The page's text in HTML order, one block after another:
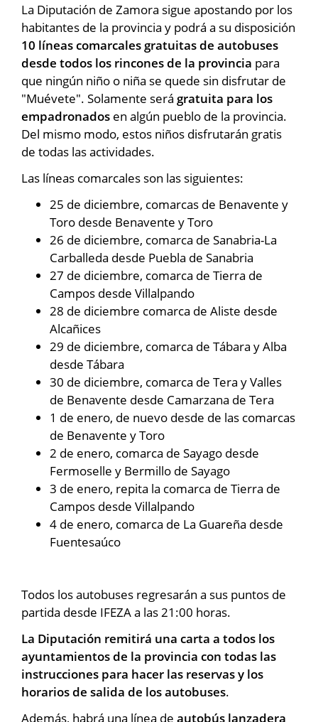
La Diputación de Zamora sigue apostando por los
habitantes de la provincia y podrá a su disposición
10 líneas comarcales gratuitas de autobuses
desde todos los rincones de la provincia para
que ningún niño o niña se quede sin disfrutar de
"Muévete". Solamente será gratuita para los
empadronados en algún pueblo de la provincia.
Del mismo modo, estos niños disfrutarán gratis
de todas las actividades.
Las líneas comarcales son las siguientes:
25 de diciembre, comarcas de Benavente y
Toro desde Benavente y Toro
26 de diciembre, comarca de Sanabria-La
Carballeda desde Puebla de Sanabria
27 de diciembre, comarca de Tierra de
Campos desde Villalpando
28 de diciembre comarca de Aliste desde
Alcañices
29 de diciembre, comarca de Tábara y Alba
desde Tábara
30 de diciembre, comarca de Tera y Valles
de Benavente desde Camarzana de Tera
1 de enero, de nuevo desde de las comarcas
de Benavente y Toro
2 de enero, comarca de Sayago desde
Fermoselle y Bermillo de Sayago
3 de enero, repita la comarca de Tierra de
Campos desde Villalpando
4 de enero, comarca de La Guareña desde
Fuentesaúco
Todos los autobuses regresarán a sus puntos de
partida desde IFEZA a las 21:00 horas.
La Diputación remitirá una carta a todos los
ayuntamientos de la provincia con todas las
instrucciones para hacer las reservas y los
horarios de salida de los autobuses.
Además, habrá una línea de autobús lanzadera